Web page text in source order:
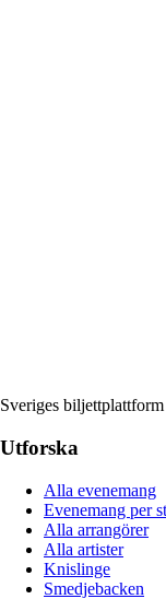
Sveriges
Utforska
Alla evenemang
Evenemang per
Alla arrangörer
Alla artister
Knislinge
Smedjebacken